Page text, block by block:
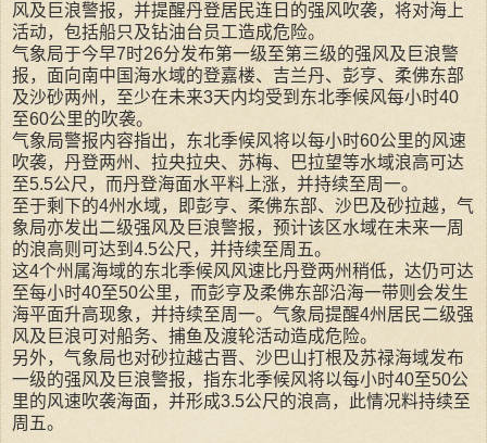
风及巨浪警报，并提醒丹登居民连日的强风吹袭，将对海上
活动，包括船只及钻油台员工造成危险。
气象局于今早7时26分发布第一级至第三级的强风及巨浪警
报，面向南中国海水域的登嘉楼、吉兰丹、彭亨、柔佛东部
及沙砂两州，至少在未来3天内均受到东北季候风每小时40
至60公里的吹袭。
气象局警报内容指出，东北季候风将以每小时60公里的风速
吹袭，丹登两州、拉央拉央、苏梅、巴拉望等水域浪高可达
至5.5公尺，而丹登海面水平料上涨，并持续至周一。
至于剩下的4州水域，即彭亨、柔佛东部、沙巴及砂拉越，气
象局亦发出二级强风及巨浪警报，预计该区水域在未来一周
的浪高则可达到4.5公尺，并持续至周五。
这4个州属海域的东北季候风风速比丹登两州稍低，达仍可达
至每小时40至50公里，而彭亨及柔佛东部沿海一带则会发生
海平面升高现象，并持续至周一。气象局提醒4州居民二级强
风及巨浪可对船务、捕鱼及渡轮活动造成危险。
另外，气象局也对砂拉越古晋、沙巴山打根及苏禄海域发布
一级的强风及巨浪警报，指东北季候风将以每小时40至50公
里的风速吹袭海面，并形成3.5公尺的浪高，此情况料持续至
周五。